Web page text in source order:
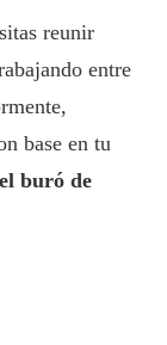
reunir
entre
base en tu
buró de